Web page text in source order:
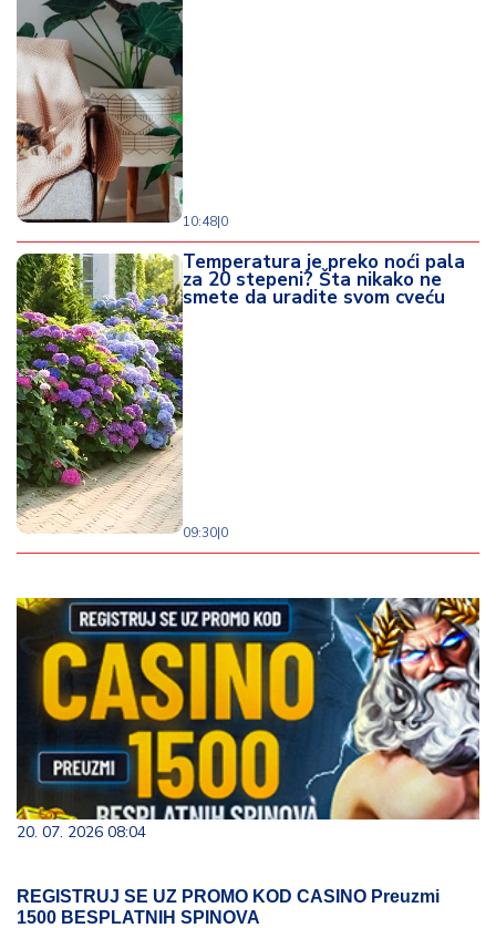
10:48|0
Temperatura je preko noći pala
za 20 stepeni? Šta nikako ne
smete da uradite svom cveću
09:30|0
20. 07. 2026 08:04
REGISTRUJ SE UZ PROMO KOD CASINO Preuzmi
1500 BESPLATNIH SPINOVA